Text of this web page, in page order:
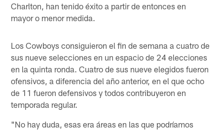
Charlton, han tenido éxito a partir de entonces en
mayor o menor medida.
Los Cowboys consiguieron el fin de semana a cuatro de
sus nueve selecciones en un espacio de 24 elecciones
en la quinta ronda. Cuatro de sus nueve elegidos fueron
ofensivos, a diferencia del año anterior, en el que ocho
de 11 fueron defensivos y todos contribuyeron en
temporada regular.
"No hay duda, esas era áreas en las que podríamos